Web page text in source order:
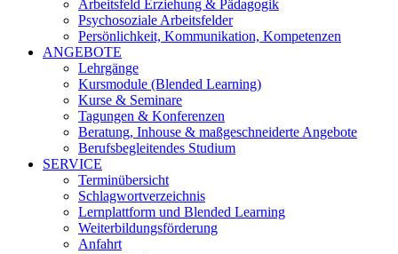
Arbeitsfeld Erziehung & Pädagogik
Psychosoziale Arbeitsfelder
Persönlichkeit, Kommunikation, Kompetenzen
ANGEBOTE
Lehrgänge
Kursmodule (Blended Learning)
Kurse & Seminare
Tagungen & Konferenzen
Beratung, Inhouse & maßgeschneiderte Angebote
Berufsbegleitendes Studium
SERVICE
Terminübersicht
Schlagwortverzeichnis
Lernplattform und Blended Learning
Weiterbildungsförderung
Anfahrt